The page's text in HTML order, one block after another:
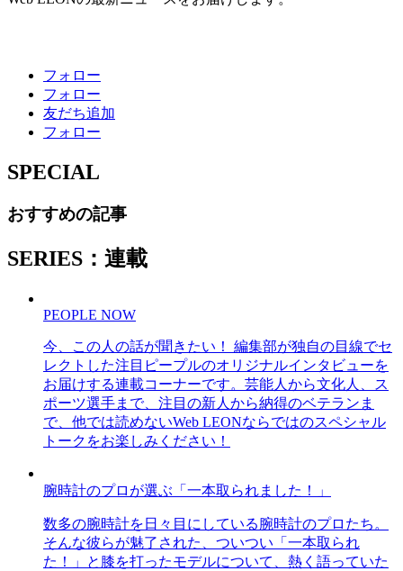
フォロー
フォロー
友だち追加
フォロー
SPECIAL
おすすめの記事
SERIES：連載
PEOPLE NOW
今、この人の話が聞きたい！ 編集部が独自の目線でセ
レクトした注目ピープルのオリジナルインタビューを
お届けする連載コーナーです。芸能人から文化人、ス
ポーツ選手まで、注目の新人から納得のベテランま
で、他では読めないWeb LEONならではのスペシャル
トークをお楽しみください！
腕時計のプロが選ぶ「一本取られました！」
数多の腕時計を日々目にしている腕時計のプロたち。
そんな彼らが魅了された、ついつい「一本取られ
た！」と膝を打ったモデルについて、熱く語っていた